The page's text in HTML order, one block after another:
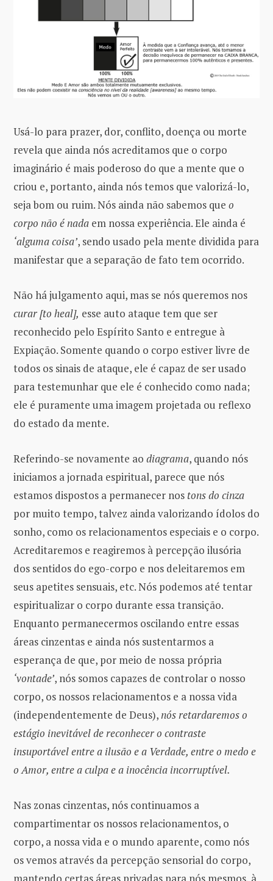
Usá-lo para prazer, dor, conflito, doença ou morte
revela que ainda nós acreditamos que o corpo
imaginário é mais poderoso do que a mente que o
criou e, portanto, ainda nós temos que valorizá-lo,
seja bom ou ruim. Nós ainda não sabemos que o
corpo não é nada em nossa experiência. Ele ainda é
‘alguma coisa’, sendo usado pela mente dividida para
manifestar que a separação de fato tem ocorrido.
Não há julgamento aqui, mas se nós queremos nos
curar [to heal], esse auto ataque tem que ser
reconhecido pelo Espírito Santo e entregue à
Expiação. Somente quando o corpo estiver livre de
todos os sinais de ataque, ele é capaz de ser usado
para testemunhar que ele é conhecido como nada;
ele é puramente uma imagem projetada ou reflexo
do estado da mente.
Referindo-se novamente ao diagrama, quando nós
iniciamos a jornada espiritual, parece que nós
estamos dispostos a permanecer nos tons do cinza
por muito tempo, talvez ainda valorizando ídolos do
sonho, como os relacionamentos especiais e o corpo.
Acreditaremos e reagiremos à percepção ilusória
dos sentidos do ego-corpo e nos deleitaremos em
seus apetites sensuais, etc. Nós podemos até tentar
espiritualizar o corpo durante essa transição.
Enquanto permanecermos oscilando entre essas
áreas cinzentas e ainda nós sustentarmos a
esperança de que, por meio de nossa própria
‘vontade’, nós somos capazes de controlar o nosso
corpo, os nossos relacionamentos e a nossa vida
(independentemente de Deus),nós retardaremos o
estágio inevitável de reconhecer o contraste
insuportável entre a ilusão e a Verdade, entre o medo e
o Amor, entre a culpa e a inocência incorruptível.
Nas zonas cinzentas, nós continuamos a
compartimentar os nossos relacionamentos, o
corpo, a nossa vida e o mundo aparente, como nós
os vemos através da percepção sensorial do corpo,